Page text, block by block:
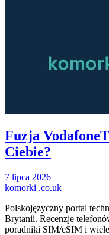
Fuzja
Ciebie?
7 lipca 2026
komorki .co.uk
Polskojęzyczny portal
Brytanii. Recenzje
poradniki SIM/eSIM i